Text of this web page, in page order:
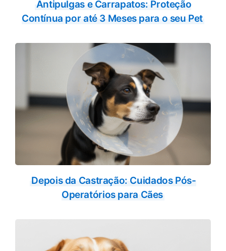
Antipulgas e Carrapatos: Proteção
Contínua por até 3 Meses para o seu Pet
Depois da Castração: Cuidados Pós-
Operatórios para Cães